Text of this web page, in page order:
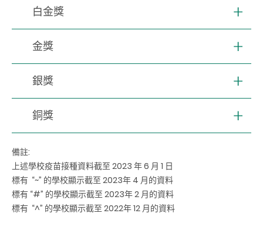
白金獎
金獎
銀獎
銅獎
備註:
上述學校疫苗接種資料截至 2023 年 6 月 1 日
標有 “~” 的學校顯示截至 2023年 4 月的資料
標有 “#” 的學校顯示截至 2023年 2 月的資料
標有 “^” 的學校顯示截至 2022年 12 月的資料